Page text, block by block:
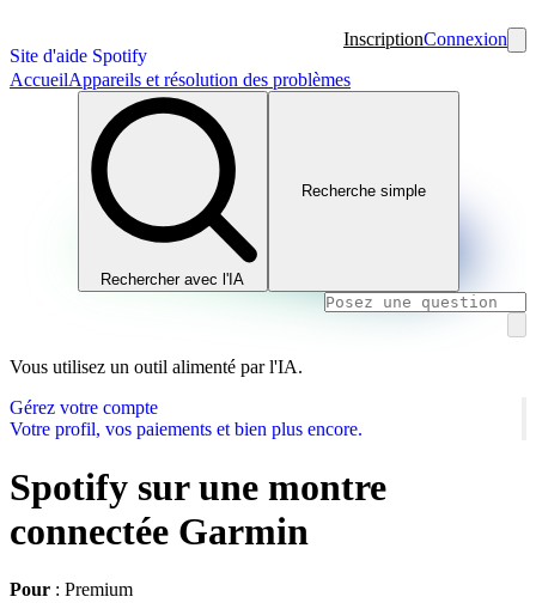
Site d'aide Spotify
InscriptionConnexion
AccueilAppareils et résolution des problèmes
Rechercher avec l'IA
Recherche simple
Vous utilisez un outil alimenté par l'IA.
Gérez votre compte
Votre profil, vos paiements et bien plus encore.
Spotify sur une montre
connectée Garmin
Pour : Premium